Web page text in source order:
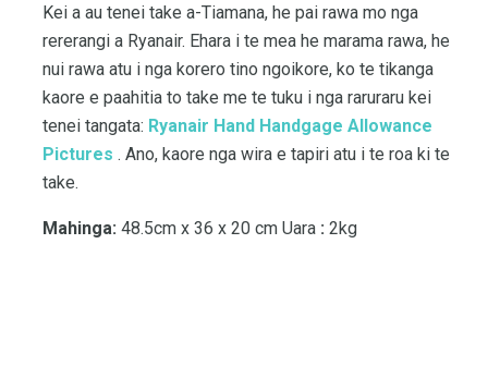
Kei a au tenei take a-Tiamana, he pai rawa mo nga
rererangi a Ryanair. Ehara i te mea he marama rawa, he
nui rawa atu i nga korero tino ngoikore, ko te tikanga
kaore e paahitia to take me te tuku i nga raruraru kei
tenei tangata: Ryanair Hand Handgage Allowance
Pictures . Ano, kaore nga wira e tapiri atu i te roa ki te
take.
Mahinga: 48.5cm x 36 x 20 cm Uara : 2kg